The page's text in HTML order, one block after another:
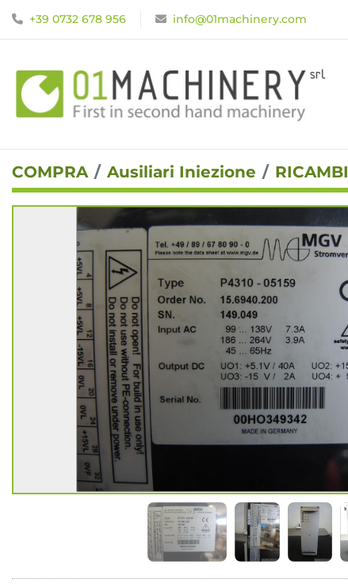
+39 0732 678 956 info@01machinery.com
COMPRA Ausiliari Iniezione RICAMBI